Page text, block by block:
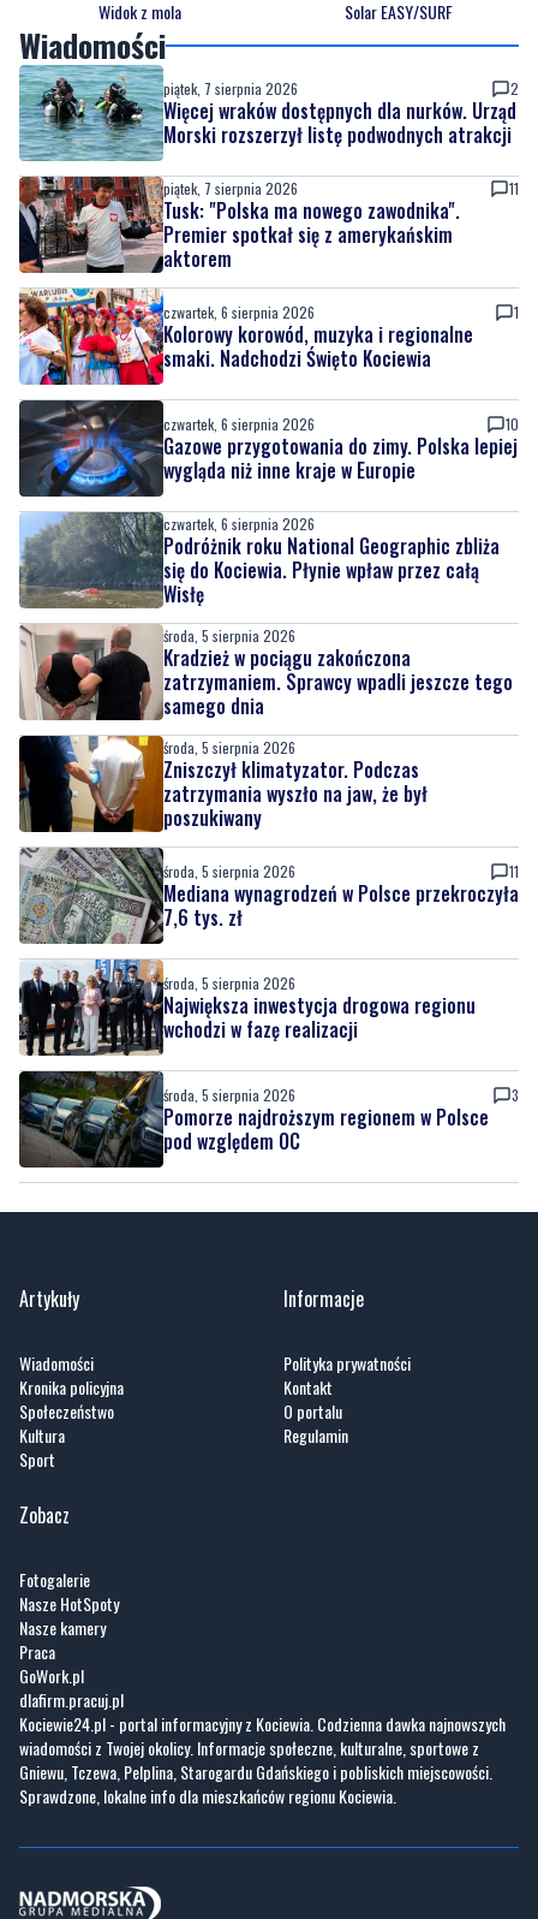
Widok z mola Solar EASY/SURF
Wiadomości
piątek, 7 sierpnia 2026 2
Więcej wraków dostępnych dla nurków. Urząd
Morski rozszerzył listę podwodnych atrakcji
piątek, 7 sierpnia 2026 11
Tusk: "Polska ma nowego zawodnika".
Premier spotkał się z amerykańskim
aktorem
czwartek, 6 sierpnia 2026 1
Kolorowy korowód, muzyka i regionalne
smaki. Nadchodzi Święto Kociewia
czwartek, 6 sierpnia 2026 10
Gazowe przygotowania do zimy. Polska lepiej
wygląda niż inne kraje w Europie
czwartek, 6 sierpnia 2026
Podróżnik roku National Geographic zbliża
się do Kociewia. Płynie wpław przez całą
Wisłę
środa, 5 sierpnia 2026
Kradzież w pociągu zakończona
zatrzymaniem. Sprawcy wpadli jeszcze tego
samego dnia
środa, 5 sierpnia 2026
Zniszczył klimatyzator. Podczas
zatrzymania wyszło na jaw, że był
poszukiwany
środa, 5 sierpnia 2026 11
Mediana wynagrodzeń w Polsce przekroczyła
7,6 tys. zł
środa, 5 sierpnia 2026
Największa inwestycja drogowa regionu
wchodzi w fazę realizacji
środa, 5 sierpnia 2026 3
Pomorze najdroższym regionem w Polsce
pod względem OC
Artykuły
Wiadomości
Kronika policyjna
Społeczeństwo
Kultura
Sport
Informacje
Polityka prywatności
Kontakt
O portalu
Regulamin
Zobacz
Fotogalerie
Nasze HotSpoty
Nasze kamery
Praca
GoWork.pl
dlafirm.pracuj.pl
Kociewie24.pl - portal informacyjny z Kociewia. Codzienna dawka najnowszych
wiadomości z Twojej okolicy. Informacje społeczne, kulturalne, sportowe z
Gniewu, Tczewa, Pelplina, Starogardu Gdańskiego i pobliskich miejscowości.
Sprawdzone, lokalne info dla mieszkańców regionu Kociewia.